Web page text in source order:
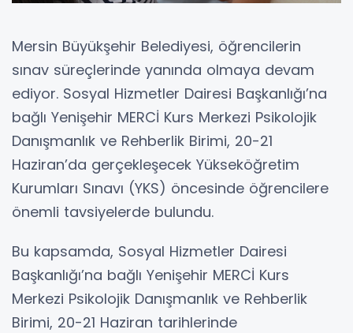
Mersin Büyükşehir Belediyesi, öğrencilerin
sınav süreçlerinde yanında olmaya devam
ediyor. Sosyal Hizmetler Dairesi Başkanlığı’na
bağlı Yenişehir MERCİ Kurs Merkezi Psikolojik
Danışmanlık ve Rehberlik Birimi, 20-21
Haziran’da gerçekleşecek Yükseköğretim
Kurumları Sınavı (YKS) öncesinde öğrencilere
önemli tavsiyelerde bulundu.
Bu kapsamda, Sosyal Hizmetler Dairesi
Başkanlığı’na bağlı Yenişehir MERCİ Kurs
Merkezi Psikolojik Danışmanlık ve Rehberlik
Birimi, 20-21 Haziran tarihlerinde